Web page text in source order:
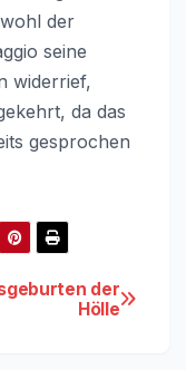
der
seine
widerrief,
da das
gesprochen
der
Hölle